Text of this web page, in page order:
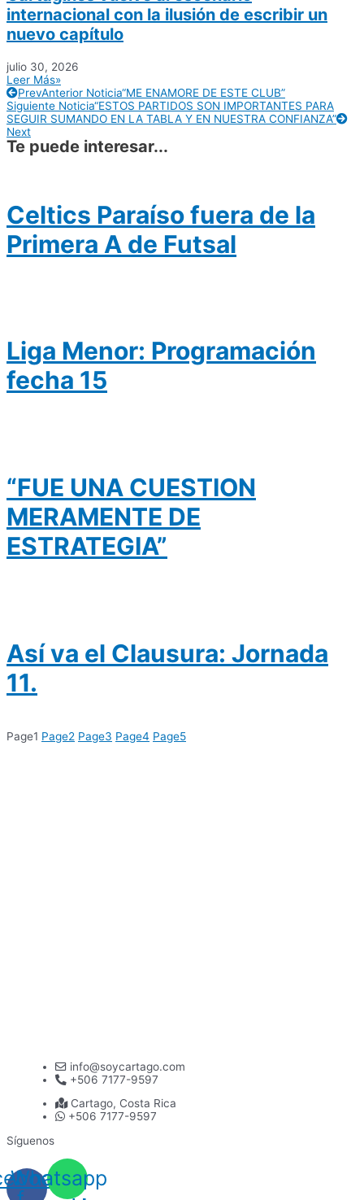
internacional con la ilusión de escribir un
nuevo capítulo
julio 30, 2026
Leer Más»
PrevAnterior Noticia“ME ENAMORE DE ESTE CLUB”
Siguiente Noticia“ESTOS PARTIDOS SON IMPORTANTES PARA
SEGUIR SUMANDO EN LA TABLA Y EN NUESTRA CONFIANZA”
Next
Te puede interesar...
Celtics Paraíso fuera de la
Primera A de Futsal
Liga Menor: Programación
fecha 15
“FUE UNA CUESTION
MERAMENTE DE
ESTRATEGIA”
Así va el Clausura: Jornada
11.
Page1 Page2 Page3 Page4 Page5
info@soycartago.com
+506 7177-9597
Cartago, Costa Rica
+506 7177-9597
Síguenos
Whatsapp